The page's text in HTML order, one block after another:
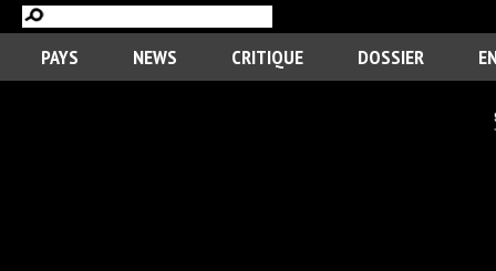
PAYS NEWS CRITIQUE DOSSIER